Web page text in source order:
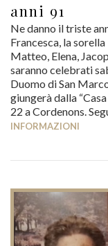
anni 91
Ne danno il triste
Francesca, la
Matteo, Elena,
saranno celebrati
Duomo di San
giungerà dalla
22 a Cordenons.
INFORMAZIONI